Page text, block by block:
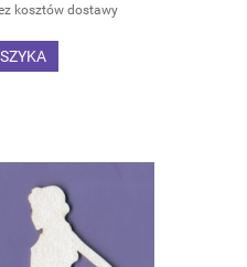
kosztów dostawy